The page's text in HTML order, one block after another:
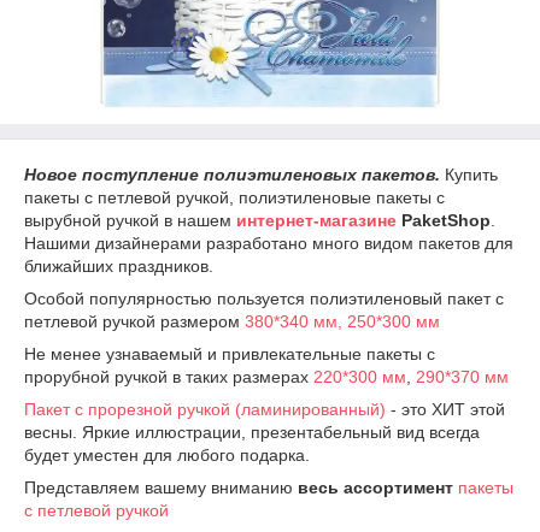
Новое поступление полиэтиленовых пакетов. Купить
пакеты с петлевой ручкой, полиэтиленовые пакеты с
вырубной ручкой в нашем интернет-магазине PaketShop
Нашими дизайнерами разработано много видом пакетов для
ближайших праздников.
Особой популярностью пользуется полиэтиленовый пакет с
петлевой ручкой размером 380*340 мм,
250*300 мм
Не менее узнаваемый и привлекательные пакеты с
прорубной ручкой в таких размерах 220*300 мм
290*370 мм
Пакет с прорезной ручкой (ламинированный) - это ХИТ этой
весны. Яркие иллюстрации, презентабельный вид всегда
будет уместен для любого подарка.
Представляем вашему вниманию весь ассортимент пакеты
с петлевой ручкой